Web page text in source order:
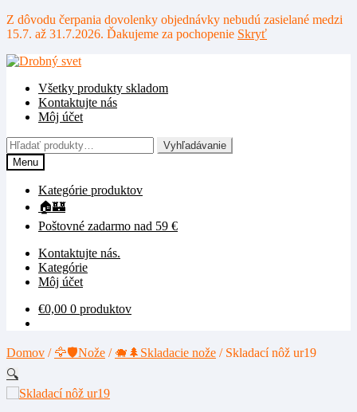
Z dôvodu čerpania dovolenky objednávky nebudú zasielané medzi
15.7. až 31.7.2026. Ďakujeme za pochopenie Skryť
Preskočiť
navigáciu
Preskočiť
obsah
Všetky produkty skladom
Kontaktujte nás
Môj účet
Hľadať:
Vyhľadávanie
Menu
Kategórie produktov
🏠🏰
Poštovné zadarmo nad 59 €
Kontaktujte nás.
Kategórie
Môj účet
€0,00 0 produktov
Domov / 🦅🛡️Nože / 🐗🌲Skladacie nože / Skladací nôž ur19
🔍